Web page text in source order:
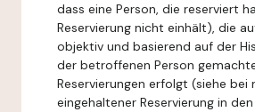
dass eine Person, die reserviert
Reservierung nicht einhält), die
objektiv und basierend auf der
der betroffenen Person
Reservierungen erfolgt (siehe bei
eingehaltener Reservierung in den